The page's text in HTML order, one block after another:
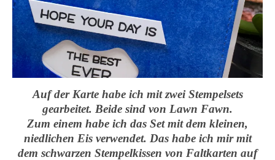
Auf der Karte habe ich mit zwei Stempelsets
gearbeitet. Beide sind von Lawn Fawn.
Zum einem habe ich das Set mit dem kleinen,
niedlichen Eis verwendet. Das habe ich mir mit
dem schwarzen Stempelkissen von Faltkarten auf